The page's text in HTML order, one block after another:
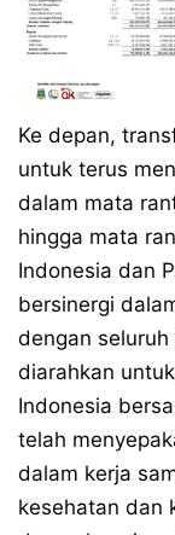
Ke depan,
untuk terus
dalam mata
hingga mata
Indonesia dan
bersinergi
dengan
diarahkan
Indonesia
telah
dalam kerja
kesehatan dan